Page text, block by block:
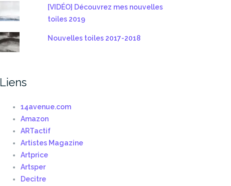
[VIDÉO] Découvrez mes nouvelles
toiles 2019
Nouvelles toiles 2017-2018
Liens
14avenue.com
Amazon
ARTactif
Artistes Magazine
Artprice
Artsper
Decitre